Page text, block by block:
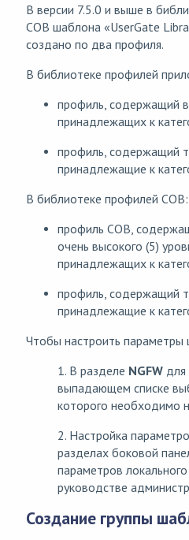
В версии 7.5.0 и выше в
СОВ шаблона «UserGate
создано по два профиля.
В библиотеке профилей
профиль, содержащий
принадлежащих к
профиль, содержащий
принадлежащие к
В библиотеке профилей СОВ:
профиль СОВ,
очень высокого (5)
принадлежащих к
профиль, содержащий
принадлежащие к
Чтобы настроить параметры
1. В разделе NGFW для
выпадающем списке
которого необходимо
2. Настройка
разделах боковой
параметров
руководстве
Создание группы